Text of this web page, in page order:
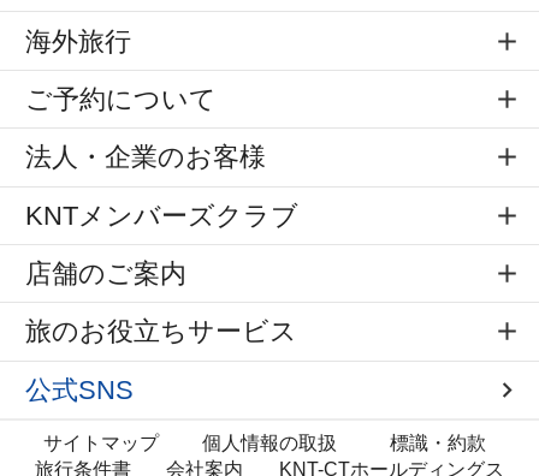
海外旅行
ご予約について
法人・企業のお客様
KNTメンバーズクラブ
店舗のご案内
旅のお役立ちサービス
公式SNS
サイトマップ 個人情報の取扱
標識・約款
旅行条件書
会社案内 KNT-CTホールディングス